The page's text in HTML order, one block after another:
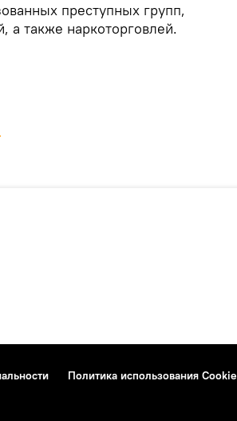
преступных групп,
а также наркоторговлей.
Политика использования Cookie